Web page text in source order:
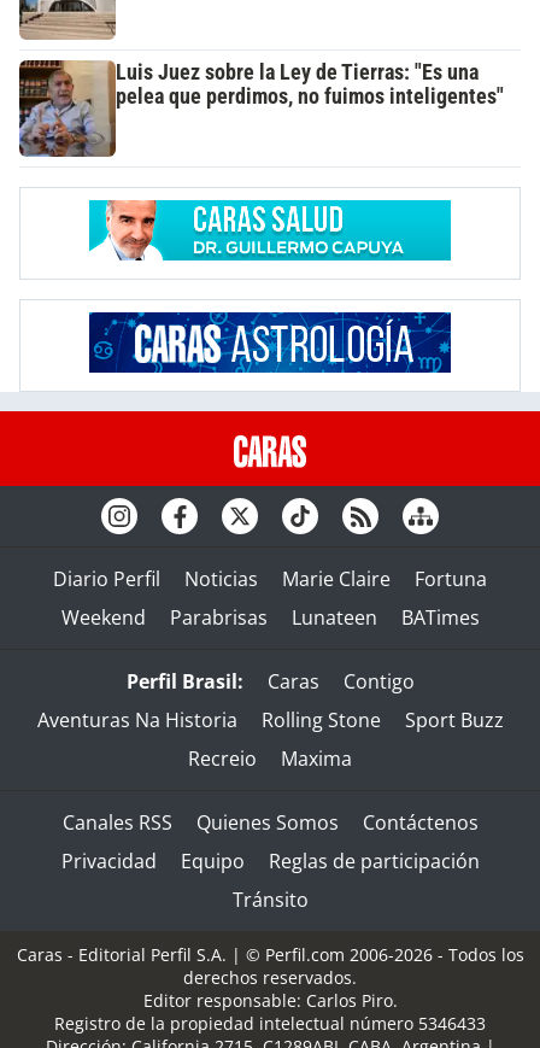
Luis Juez sobre la Ley de Tierras: "Es una
pelea que perdimos, no fuimos inteligentes"
Diario Perfil Noticias Marie Claire
Fortuna
Weekend
Parabrisas Lunateen BATimes
Perfil Brasil: Caras
Contigo
Aventuras Na Historia
Rolling Stone
Sport Buzz
Recreio
Maxima
Canales RSS Quienes Somos
Contáctenos
Privacidad
Equipo
Reglas de participación
Tránsito
Caras - Editorial Perfil S.A. | © Perfil.com 2006-2026 - Todos los
derechos reservados.
Editor responsable: Carlos Piro.
Registro de la propiedad intelectual número 5346433